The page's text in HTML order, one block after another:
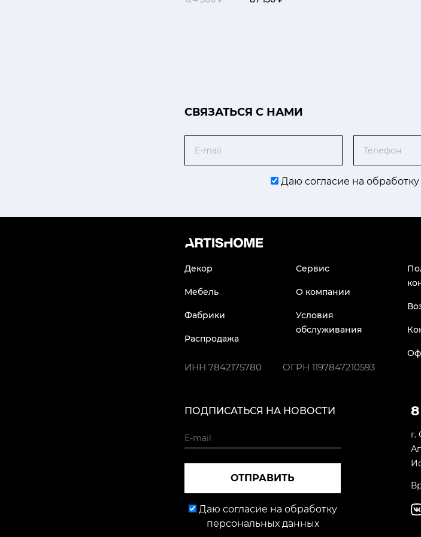
CВЯЗАТЬСЯ С НАМИ
Даю согласие на
Декор
Мебель
Фабрики
Распродажа
Сервис
О компании
Условия
обслуживания
ИНН 7842175780 ОГРН 1197847210593
г.
ПОДПИСАТЬСЯ НА НОВОСТИ
ОТПРАВИТЬ
Даю согласие на обработку
персональных данных